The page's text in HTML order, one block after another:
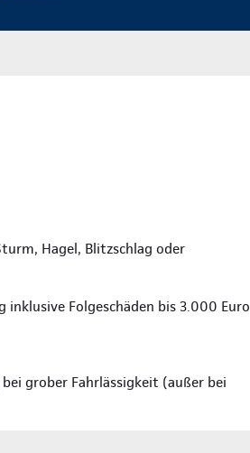
Hagel, Blitzschlag oder
inklusive Folgeschäden bis 3.000 Euro
grober Fahrlässigkeit (außer bei